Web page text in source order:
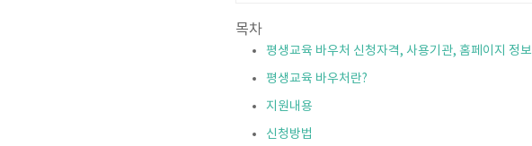
목차
평생교육 바우처 신청자격, 사용기관, 홈페이지 정보
평생교육 바우처란?
지원내용
신청방법